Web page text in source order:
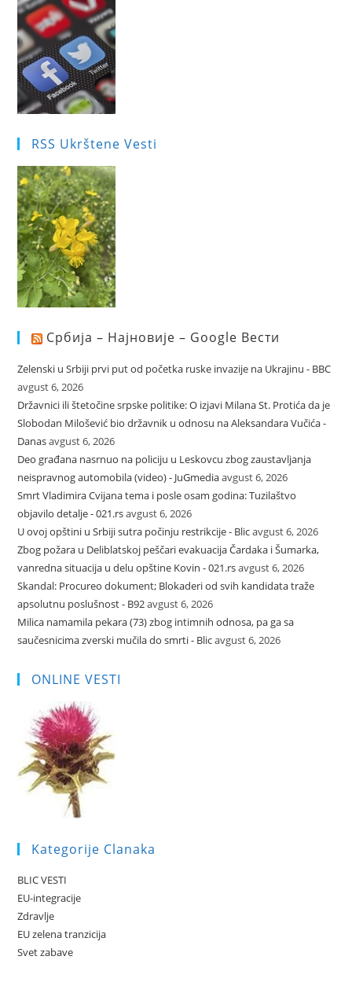
RSS Ukrštene Vesti
Србија – Најновије – Google Вести
Zelenski u Srbiji prvi put od početka ruske invazije na Ukrajinu - BBC
avgust 6, 2026
Državnici ili štetočine srpske politike: O izjavi Milana St. Protića da je
Slobodan Milošević bio državnik u odnosu na Aleksandara Vučića -
Danasavgust 6, 2026
Deo građana nasrnuo na policiju u Leskovcu zbog zaustavljanja
neispravnog automobila (video) - JuGmediaavgust 6, 2026
Smrt Vladimira Cvijana tema i posle osam godina: Tuzilaštvo
objavilo detalje - 021.rsavgust 6, 2026
U ovoj opštini u Srbiji sutra počinju restrikcije - Blicavgust 6, 2026
Zbog požara u Deliblatskoj peščari evakuacija Čardaka i Šumarka,
vanredna situacija u delu opštine Kovin - 021.rsavgust 6, 2026
Skandal: Procureo dokument; Blokaderi od svih kandidata traže
apsolutnu poslušnost - B92avgust 6, 2026
Milica namamila pekara (73) zbog intimnih odnosa, pa ga sa
saučesnicima zverski mučila do smrti - Blicavgust 6, 2026
ONLINE VESTI
Kategorije Clanaka
BLIC VESTI
EU-integracije
Zdravlje
EU zelena tranzicija
Svet zabave